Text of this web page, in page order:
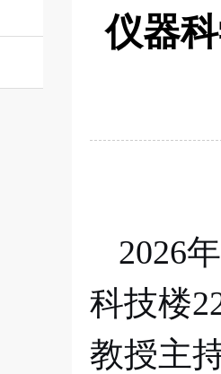
仪器
2026年
科技楼
教授主